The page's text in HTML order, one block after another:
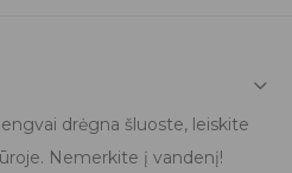
drėgna šluoste, leiskite
Nemerkite į vandenį!